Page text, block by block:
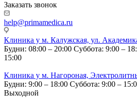
Заказать звонок
help@primamedica.ru
Клиника у м. Калужская, ул.
Будни: 08:00 – 20:00 Суббота: 9:00 –
15:00
Клиника у м. Нагороная,
Будни: 9:00 – 18:00 Суббота: 9:00 –
Выходной